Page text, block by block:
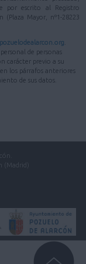
por escrito al Registro
Mayor, nº1-28223
de personas
carácter previo a su
los párrafos anteriores
de sus datos.
(Madrid)